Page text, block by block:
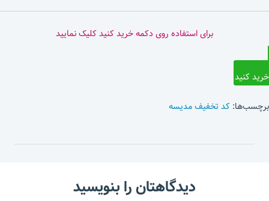
برای استفاده روی دکمه خرید کنید کلیک نمایید
خرید کنید
برچسب‌ها: کد تخفیف مدیسه
دیدگاهتان را بنویسید